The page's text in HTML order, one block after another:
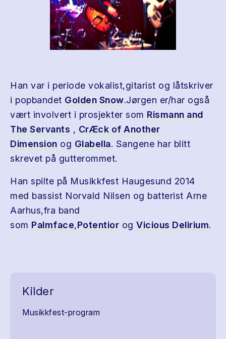
Han var i periode vokalist,gitarist og låtskriver
i popbandet Golden Snow.Jørgen er/har også
vært involvert i prosjekter som Rismann and
The Servants , CrÆck of Another
Dimension og Glabella. Sangene har blitt
skrevet på gutterommet.
Han spilte på Musikkfest Haugesund 2014
med bassist Norvald Nilsen og batterist Arne
Aarhus,fra band
som Palmface,Potentior og Vicious Delirium.
Kilder
Musikkfest-program